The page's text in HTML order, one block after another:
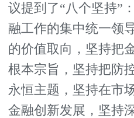
议提到了“八个坚持”
融工作的集中统一领
的价值取向，坚持把
根本宗旨，坚持把防
永恒主题，坚持在市
金融创新发展，坚持